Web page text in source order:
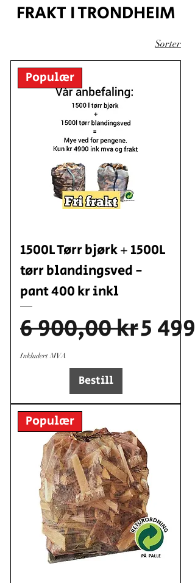
FRAKT I TRONDHEIM
Sorter
Populær
1500L Tørr bjørk + 1500L
tørr blandingsved -
pant 400 kr inkl
Vanlig pris
6 900,00 kr5
Inkludert MVA
Bestill
Populær